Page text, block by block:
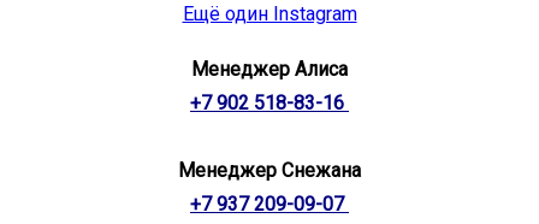
Ещё один Instagram
Менеджер Алиса
+7 902 518-83-16
Менеджер Снежана
+7 937 209-09-07